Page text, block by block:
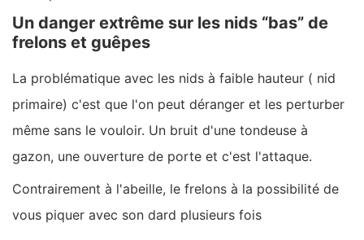
Un danger extrême sur les nids “bas” de
frelons et guêpes
La problématique avec les nids à faible hauteur ( nid
primaire) c'est que l'on peut déranger et les perturber
même sans le vouloir. Un bruit d'une tondeuse à
gazon, une ouverture de porte et c'est l'attaque.
Contrairement à l'abeille, le frelons à la possibilité de
vous piquer avec son dard plusieurs fois